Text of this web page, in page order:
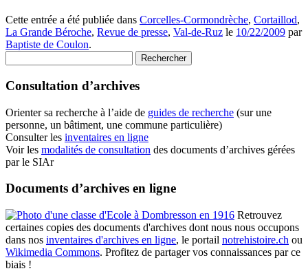
Cette entrée a été publiée dans Corcelles-Cormondrèche, Cortaillod,
La Grande Béroche, Revue de presse, Val-de-Ruz le 10/22/2009 par
Baptiste de Coulon.
Consultation d’archives
Orienter sa recherche à l’aide de guides de recherche (sur une
personne, un bâtiment, une commune particulière)
Consulter les inventaires en ligne
Voir les modalités de consultation des documents d’archives gérées
par le SIAr
Documents d’archives en ligne
Retrouvez
certaines copies des documents d'archives dont nous nous occupons
dans nos inventaires d'archives en ligne, le portail notrehistoire.ch ou
Wikimedia Commons. Profitez de partager vos connaissances par ce
biais !